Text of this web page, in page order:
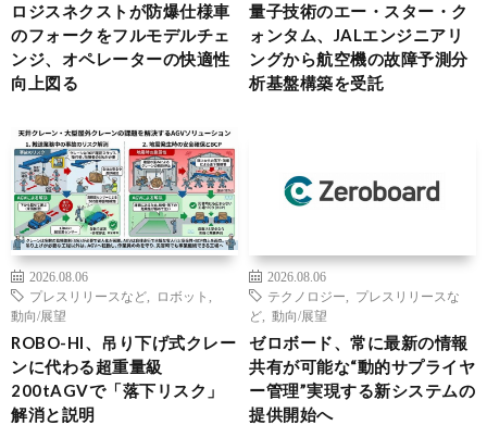
ロジスネクストが防爆仕様車
のフォークをフルモデルチェ
ンジ、オペレーターの快適性
向上図る
量子技術のエー・スター・ク
ォンタム、JALエンジニアリ
ングから航空機の故障予測分
析基盤構築を受託
2026.08.06
プレスリリースなど
ロボット
動向/展望
ROBO-HI、吊り下げ式クレー
ンに代わる超重量級
200tAGVで「落下リスク」
解消と説明
2026.08.06
テクノロジー
プレスリリースな
ど
動向/展望
ゼロボード、常に最新の情報
共有が可能な“動的サプライヤ
ー管理”実現する新システムの
提供開始へ